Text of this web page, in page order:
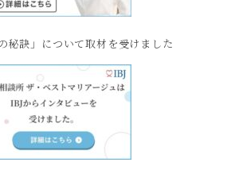
秘訣」について取材を受けました